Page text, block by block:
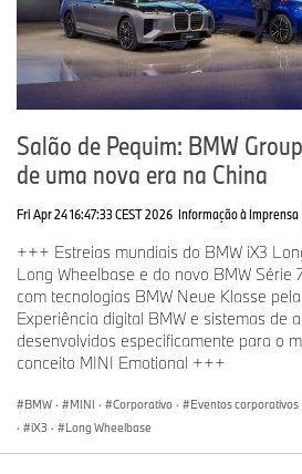
Salão de Pequim: BMW
de uma nova era na China
Fri Apr 24 16:47:33 CEST 2026 Informação à Imprensa
+++ Estreias mundiais do BMW iX3
Long Wheelbase e do novo BMW
com tecnologias BMW Neue Klasse
Experiência digital BMW e sistemas de
desenvolvidos especificamente para o
conceito MINI Emotional +++
BMW · MINI · Corporativo · Eventos corporativos
·
iX3 · Long Wheelbase